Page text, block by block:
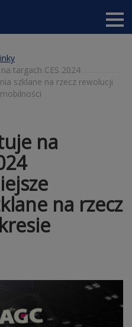
targach CES 2024
szklane na rzecz rewolucji
na
na rzecz